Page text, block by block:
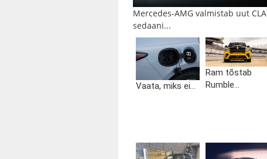
Mercedes-AMG valmistab uut CLA
sedaani...
Vaata, miks ei...
Ram tõstab
Rumble...